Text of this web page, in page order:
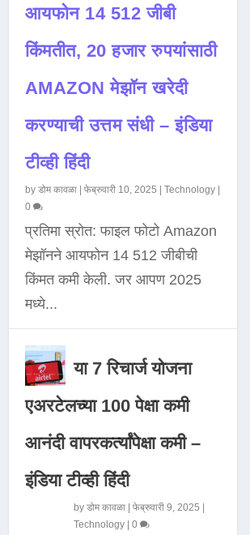
आयफोन 14 512 जीबी
किंमतीत, 20 हजार रुपयांसाठी
AMAZON मेझॉन खरेदी
करण्याची उत्तम संधी – इंडिया
टीव्ही हिंदी
by डोम कावळा| फेब्रुवारी 10, 2025 Technology|
0
प्रतिमा स्रोत: फाइल फोटो Amazon
मेझॉनने आयफोन 14 512 जीबीची
किंमत कमी केली. जर आपण 2025
मध्ये...
या 7 रिचार्ज योजना
एअरटेलच्या 100 पेक्षा कमी
आनंदी वापरकर्त्यांपेक्षा कमी –
इंडिया टीव्ही हिंदी
by डोम कावळा| फेब्रुवारी 9, 2025
Technology| 0